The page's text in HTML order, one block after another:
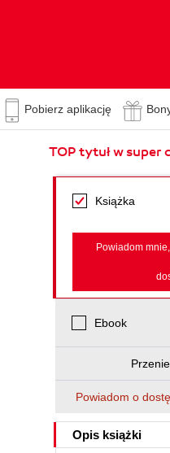
Pobierz aplikację
TOP tytuł w super
Książka
Powiadom
Ebook
Powiadom o
Opis książki